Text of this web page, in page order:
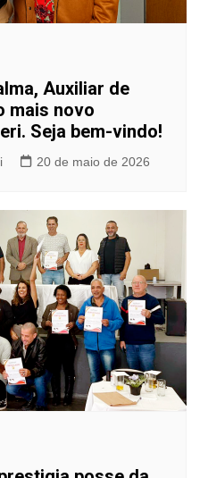
Auxiliar de
mais novo
Seja bem-vindo!
20 de maio de 2026